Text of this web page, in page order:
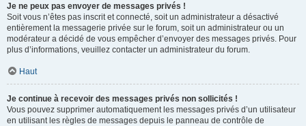
Je ne peux pas envoyer de messages privés !
Soit vous n’êtes pas inscrit et connecté, soit un administrateur a désactivé
entièrement la messagerie privée sur le forum, soit un administrateur ou un
modérateur a décidé de vous empêcher d’envoyer des messages privés. Pour
plus d’informations, veuillez contacter un administrateur du forum.
Haut
Je continue à recevoir des messages privés non sollicités !
Vous pouvez supprimer automatiquement les messages privés d’un utilisateur
en utilisant les règles de messages depuis le panneau de contrôle de